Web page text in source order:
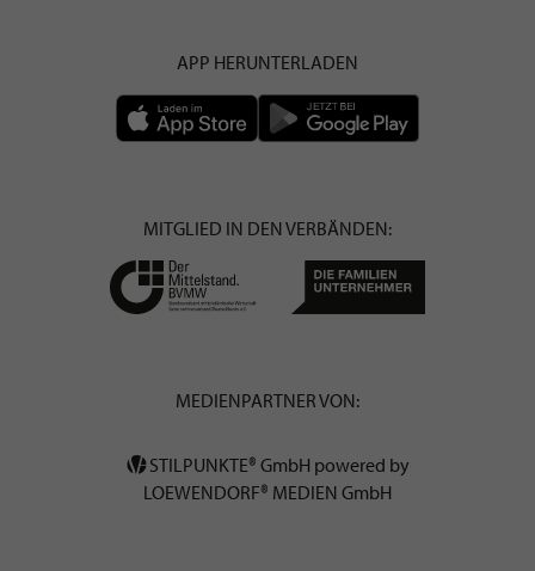
APP HERUNTERLADEN
MITGLIED IN DEN VERBÄNDEN:
MEDIENPARTNER VON:
STILPUNKTE® GmbH powered by
LOEWENDORF® MEDIEN GmbH